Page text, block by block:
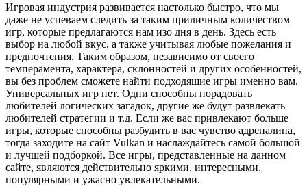
Игровая индустрия развивается настолько быстро, что мы
даже не успеваем следить за таким приличным количеством
игр, которые предлагаются нам изо дня в день. Здесь есть
выбор на любой вкус, а также учитывая любые пожелания и
предпочтения. Таким образом, независимо от своего
темперамента, характера, склонностей и других особенностей,
вы без проблем сможете найти подходящие игры именно вам.
Универсальных игр нет. Одни способны порадовать
любителей логических загадок, другие же будут развлекать
любителей стратегии и т.д. Если же вас привлекают больше
игры, которые способны разбудить в вас чувство адреналина,
тогда заходите на сайт Vulkan и наслаждайтесь самой большой
и лучшей подборкой. Все игры, представленные на данном
сайте, являются действительно яркими, интересными,
популярными и ужасно увлекательными.